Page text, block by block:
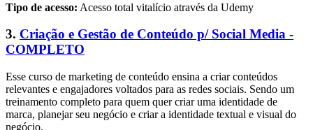
Tipo de acesso: Acesso total vitalício através da Udemy
3. Criação e Gestão de Conteúdo p/ Social Media -
COMPLETO
Esse curso de marketing de conteúdo ensina a criar conteúdos
relevantes e engajadores voltados para as redes sociais. Sendo um
treinamento completo para quem quer criar uma identidade de
marca, planejar seu negócio e criar a identidade textual e visual do
negócio.